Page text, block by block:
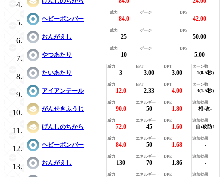
ヘビーボンバー 84.0 42.00
おんがえし 25 50.00
やつあたり 10 5.00
たいあたり 3 3.00 3.00 1(0.5秒)
アイアンテール 12.0 2.33 4.00 3(1.5秒)
がんせきふうじ 90.0 50 1.80 相:攻↓
げんしのちから 72.0 45 1.60 自:攻防↑
ヘビーボンバー 84.0 50 1.68 -
おんがえし 130 70 1.86 -